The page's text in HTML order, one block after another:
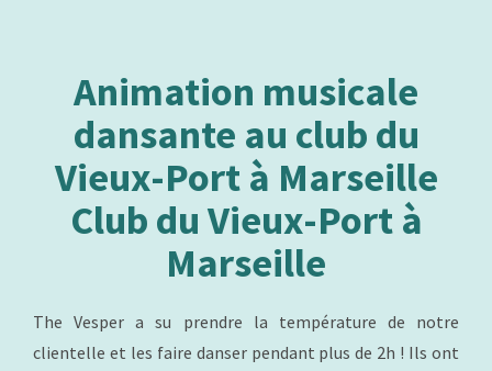
Animation musicale
dansante au club du
Vieux-Port à Marseille
Club du Vieux-Port à
Marseille
The Vesper a su prendre la température de notre
clientelle et les faire danser pendant plus de 2h ! Ils ont